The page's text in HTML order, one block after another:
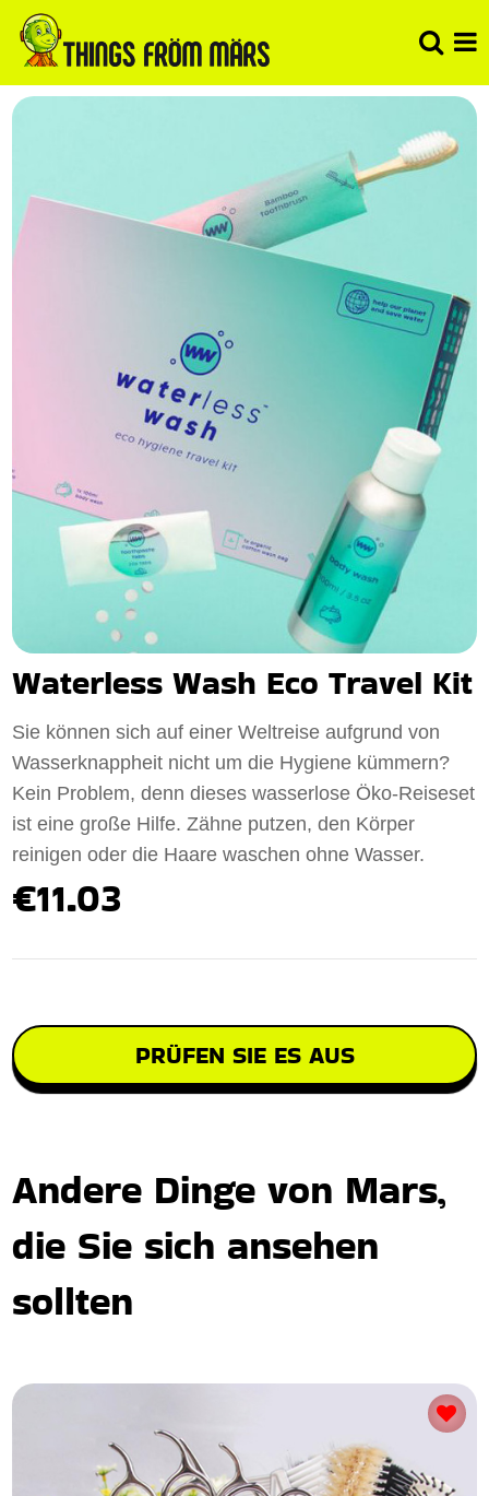
Waterless Wash Eco Travel Kit
Sie können sich auf einer Weltreise aufgrund von
Wasserknappheit nicht um die Hygiene kümmern?
Kein Problem, denn dieses wasserlose Öko-Reiseset
ist eine große Hilfe. Zähne putzen, den Körper
reinigen oder die Haare waschen ohne Wasser.
€11.03
PRÜFEN SIE ES AUS
Andere Dinge von Mars,
die Sie sich ansehen
sollten